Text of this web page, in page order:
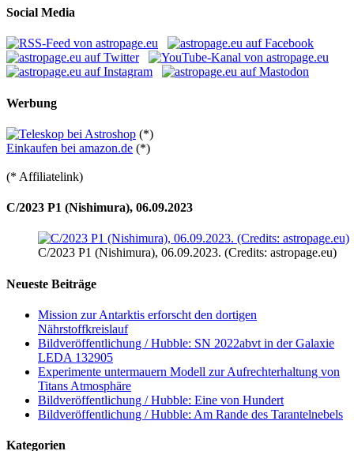
Social Media
Werbung
(*)
Einkaufen bei amazon.de (*)
(* Affiliatelink)
C/2023 P1 (Nishimura), 06.09.2023
C/2023 P1 (Nishimura), 06.09.2023. (Credits: astropage.eu)
Neueste Beiträge
Mission zur Antarktis erforscht den dortigen
Nährstoffkreislauf
Bildveröffentlichung / Hubble: SN 2022abvt in der Galaxie
LEDA 132905
Experimente untermauern Modell zur Aufrechterhaltung von
Titans Atmosphäre
Bildveröffentlichung / Hubble: Eine von Hundert
Bildveröffentlichung / Hubble: Am Rande des Tarantelnebels
Kategorien